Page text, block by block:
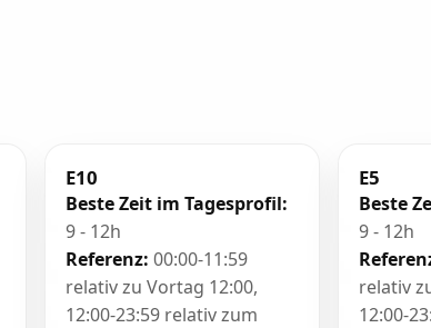
E10
Beste Zeit im Tagesprofil:
9 - 12h
Referenz: 00:00-11:59
relativ zu Vortag 12:00,
12:00-23:59 relativ zum
E5
Beste
9 - 12h
relativ
12:00-